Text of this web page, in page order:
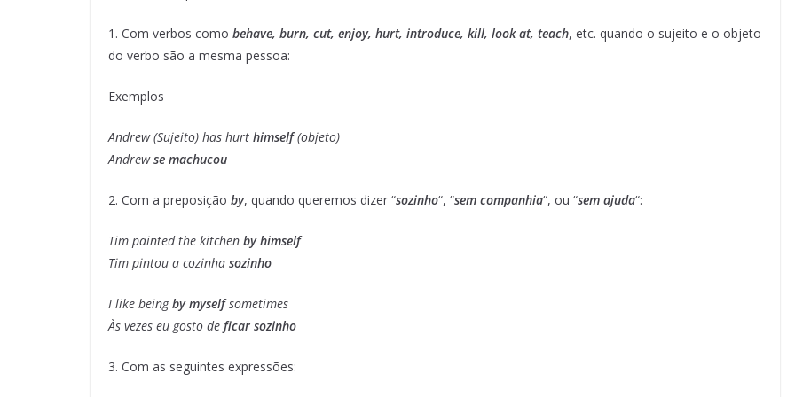
1. Com verbos como behave, burn, cut, enjoy, hurt, introduce, kill, look at, teach, etc. quando o sujeito e o objeto
do verbo são a mesma pessoa:
Exemplos
Andrew (Sujeito) has hurt himself(objeto)
Andrewse machucou
2. Com a preposição by, quando queremos dizer “sozinho“, “sem companhia“, ou “sem ajuda“:
Tim painted the kitchen by himself
Tim pintou a cozinha sozinho
I like beingby myselfsometimes
Às vezes eu gosto de ficar sozinho
3. Com as seguintes expressões: